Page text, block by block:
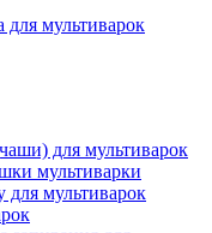
для мультиварок
для мультиварок
мультиварки
для мультиварок